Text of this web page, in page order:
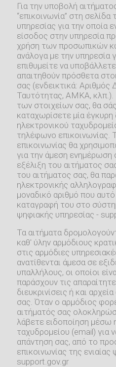
Για την υποβολή
“επικοινωνία” στη
υπηρεσίας για την οποία
είσοδος στην υπηρεσία
χρήση των προσωπικών
ανάλογα με την υπηρεσία
επιθυμείτε να
απαιτηθούν πρόσθετα
σας (ενδεικτικά: Αριθμός
Ταυτότητας, ΑΜΚΑ,
των στοιχείων σας, θα
καταχωρίσετε μία έγκυρη
ηλεκτρονικού
τηλέφωνο επικοινωνίας.
επικοινωνίας θα
για την άμεση ενημέρωση
εξέλιξη του αιτήματος
του αιτήματος σας, θα
ηλεκτρονικής
μοναδικό αριθμό που
καταγραφή του στο
ψηφιακής υπηρεσίας -
Τα αιτήματα
καθ' ύλην αρμόδιους
στις αρμόδιες
ανατίθενται άμεσα σε
υπαλλήλους, οι οποίοι
παράσχουν τις
διευκρινίσεις ή και
σας. Όταν ο αρμόδιος
αιτήματός σας
λάβετε ειδοποίηση μέσω
ταχυδρομείου (email) για
απάντηση σας, από το
επικοινωνίας της
support.gov.gr